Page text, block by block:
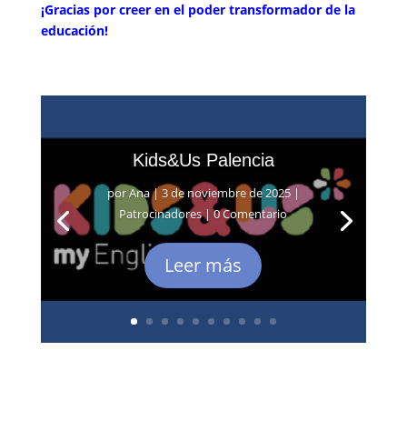
¡Gracias por creer en el poder transformador de la
educación!
Kids&Us Palencia
porAna|3 de noviembre de 2025|
Patrocinadores| 0 Comentario
Leer más